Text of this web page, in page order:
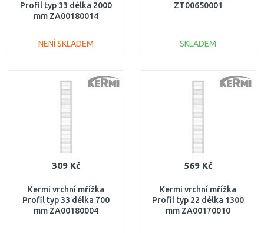
Profil typ 33 délka 2000
mm ZA00180014
NENÍ SKLADEM
Porovnat
ZT00650001
SKLADEM
Porovnat
309 Kč
Kermi vrchní mřížka
Profil typ 33 délka 700
mm ZA00180004
569 Kč
Kermi vrchní mřížka
Profil typ 22 délka 1300
mm ZA00170010